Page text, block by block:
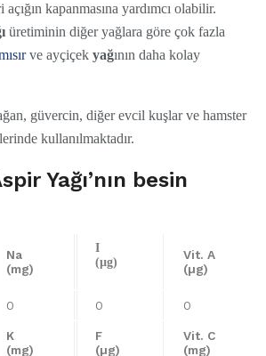
açığın kapanmasına yardımcı olabilir.
üretiminin diğer yağlara göre çok fazla
ve ayçiçek yağının daha kolay
güvercin, diğer evcil kuşlar ve hamster
kullanılmaktadır.
Yağı’nın besin
Na
(mg)
I
(µg)
Vit. A
(µg)
0 0 0
K
(mg)
F
(µg)
Vit. C
(mg)